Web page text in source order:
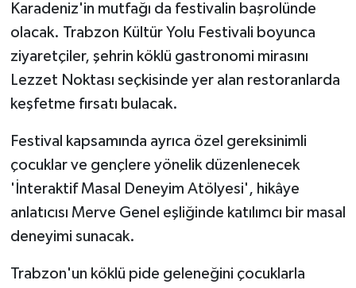
Karadeniz'in mutfağı da festivalin başrolünde
olacak. Trabzon Kültür Yolu Festivali boyunca
ziyaretçiler, şehrin köklü gastronomi mirasını
Lezzet Noktası seçkisinde yer alan restoranlarda
keşfetme fırsatı bulacak.
Festival kapsamında ayrıca özel gereksinimli
çocuklar ve gençlere yönelik düzenlenecek
'İnteraktif Masal Deneyim Atölyesi', hikâye
anlatıcısı Merve Genel eşliğinde katılımcı bir masal
deneyimi sunacak.
Trabzon'un köklü pide geleneğini çocuklarla